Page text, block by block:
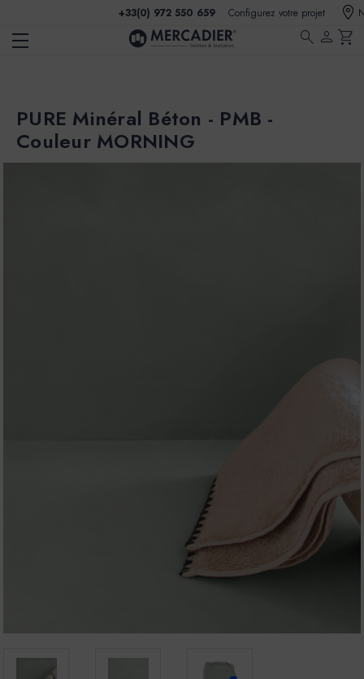
+33(0) 972 550 659 Configurez votre projet
search person shopping_cart
PURE Minéral Béton - PMB -
Couleur MORNING